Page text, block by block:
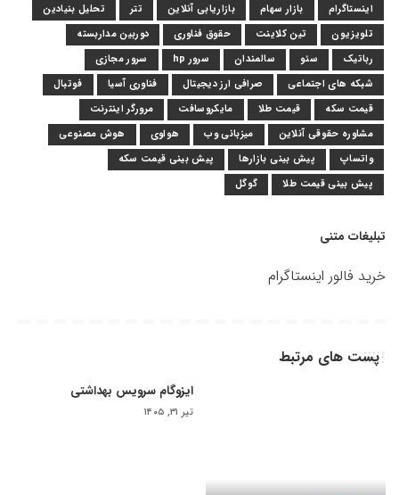
اینستاگرام
بازار سهام بازاریابی آنلاین تتر
تحلیل بنیادین
تلویزیون
تین کلاینت حقوق فناوری
دوربین مداربسته
رباتیک
سئو سالمندان سرور hp
سرور مجازی
شبکه های اجتماعی
صرافی ارز دیجیتال فناوری آسیا
فوتبال
قیمت سکه
قیمت طلا مایکروسافت
مرورگر اینترنت
مشاوره حقوقی آنلاین
میزبانی وب هواوی
هوش مصنوعی
واتساپ
پیش بینی بازارها
پیش بینی قیمت سکه
پیش بینی قیمت طلا
گوگل
تبلیغات متنی
خرید فالور اینستاگرام
پست های مرتبط
ایزوگام سرویس بهداشتی
تیر ۳۱, ۱۴۰۵